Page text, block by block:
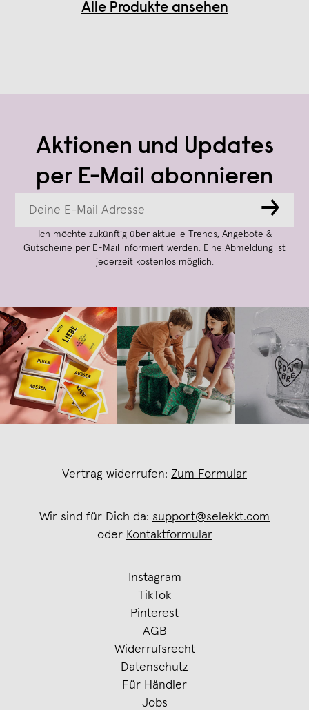
Alle Produkte ansehen
Aktionen und Updates
per E-Mail abonnieren
→
Ich möchte zukünftig über aktuelle Trends, Angebote &
Gutscheine per E-Mail informiert werden. Eine Abmeldung ist
jederzeit kostenlos möglich.
Vertrag widerrufen: Zum Formular
Wir sind für Dich da: support@selekkt.com
oder Kontaktformular
Instagram
TikTok
Pinterest
AGB
Widerrufsrecht
Datenschutz
Für Händler
Jobs